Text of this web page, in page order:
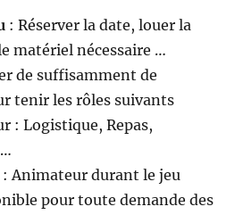
: Réserver la date, louer la
matériel nécessaire …
de suffisamment de
tenir les rôles suivants
: Logistique, Repas,
Animateur durant le jeu
pour toute demande des